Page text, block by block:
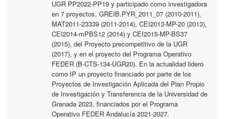
UGR PP2022-PP19 y participado como investigadora
en 7 proyectos, GREIB.PYR_2011_07 (2010-2011),
MAT2011-23339 (2011-2014), CEI2013-MP-20 (2013),
CEI2014-mPBS12 (2014) y CEI2015-MP-BS37
(2015), del Proyecto precompetitivo de la UGR
(2017), y en el proyecto del Programa Operativo
FEDER (B‐CTS‐134‐UGR20). En la actualidad lidero
como IP un proyecto financiado por parte de los
Proyectos de Investigación Aplicada del Plan Propio
de Investigación y Transferencia de la Universidad de
Granada 2023, financiados por el Programa
Operativo FEDER Andalucía 2021-2027.